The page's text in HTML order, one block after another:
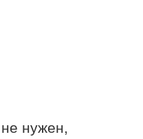
нужен,